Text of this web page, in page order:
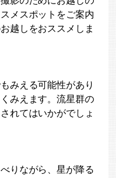
メスポットをご案内
越しをおススメしま
みえる可能性があり
みえます。流星群の
れてはいかがでしょ
りながら、星が降る